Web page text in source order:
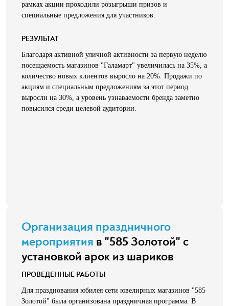
рамках акции проходили розыгрыши призов и
специальные предложения для участников.
РЕЗУЛЬТАТ
Благодаря активной уличной активности за первую неделю
посещаемость магазинов "Галамарт" увеличилась на 35%, а
количество новых клиентов выросло на 20%. Продажи по
акциям и специальным предложениям за этот период
выросли на 30%, а уровень узнаваемости бренда заметно
повысился среди целевой аудитории.
Организация праздничного
мероприятия в "585 Золотой" с
установкой арок из шариков
ПРОВЕДЕННЫЕ РАБОТЫ
Для празднования юбилея сети ювелирных магазинов "585
Золотой" была организована праздничная программа. В